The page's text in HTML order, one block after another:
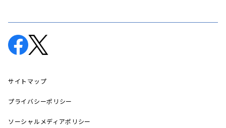
サイトマップ
プライバシーポリシー
ソーシャルメディアポリシー